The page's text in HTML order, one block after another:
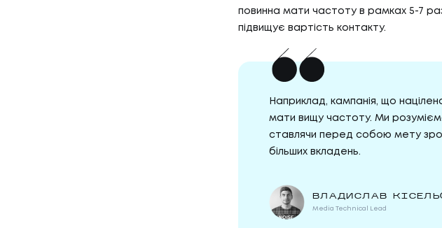
повинна мати частоту в рамках 5-7
підвищує вартість контакту.
Наприклад, кампанія, що
мати вищу частоту. Ми
ставлячи перед собою мету
більших вкладень.
ВЛАДИСЛАВ
Media Technical Lead